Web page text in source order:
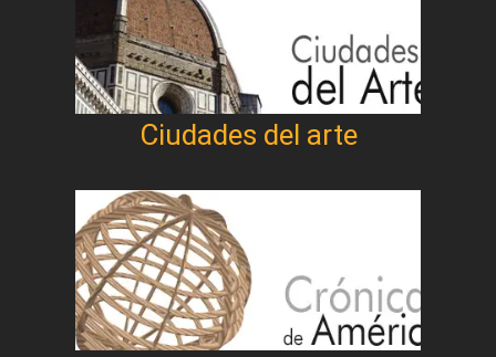
Ciudades del arte